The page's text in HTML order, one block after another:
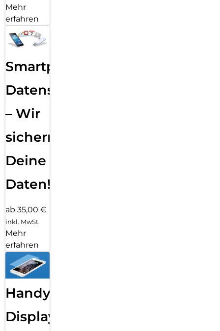
Mehr
erfahren
Smartphone
Datensicherung
– Wir
sichern
Deine
Daten!
ab 35,00 €
inkl. MwSt.
Mehr
erfahren
Handy
Displayfolie